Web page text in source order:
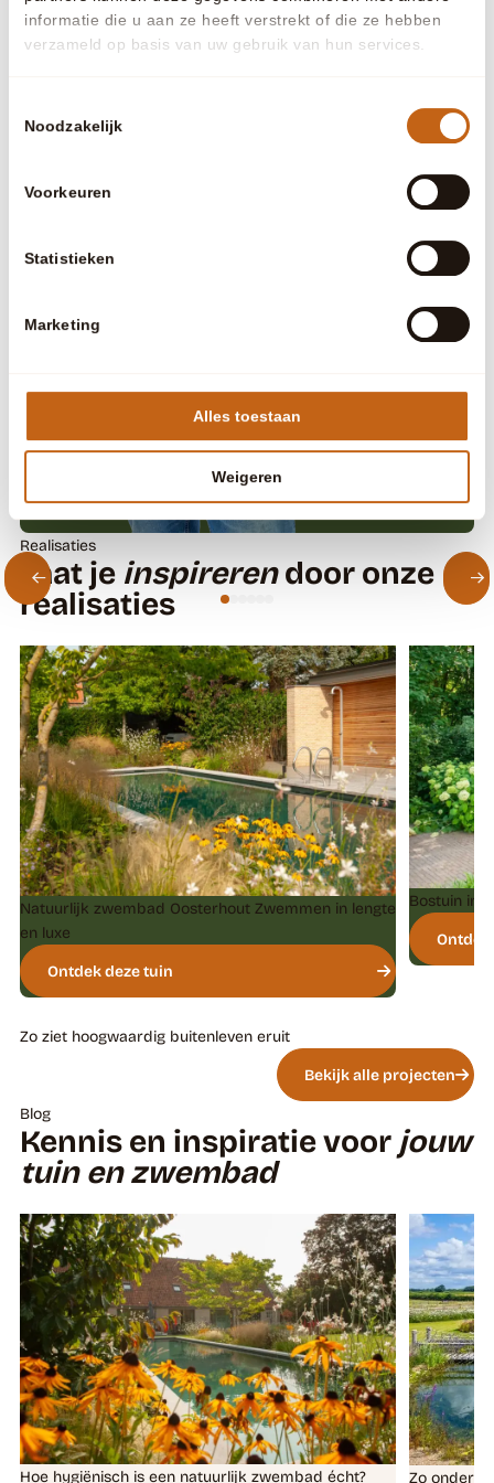
informatie die u aan ze heeft verstrekt of die ze hebben
verzameld op basis van uw gebruik van hun services.
Noodzakelijk
Voorkeuren
Statistieken
Marketing
Alles toestaan
Weigeren
Realisaties
Laat jeinspirerendoor onze
realisaties
Natuurlijk zwembad OosterhoutZwemmen in lengte
en luxe
Ontdek deze tuin
Bostuin in
Zo ziet hoogwaardig buitenleven eruit
Bekijk alle projecten
Blog
Kennis en inspiratie voorjouw
tuin en zwembad
Hoe hygiënisch is een natuurlijk zwembad écht?
Zo